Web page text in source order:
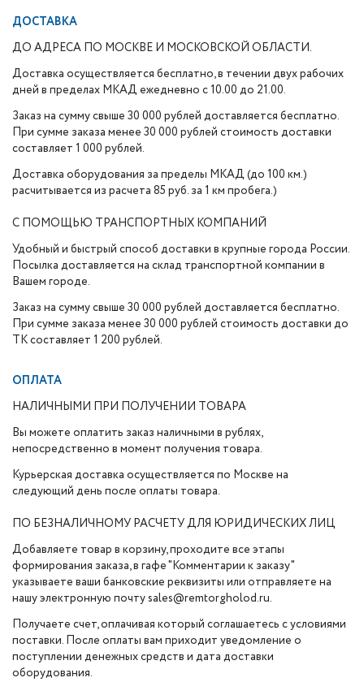
ДОСТАВКА
ДО АДРЕСА ПО МОСКВЕ И МОСКОВСКОЙ ОБЛАСТИ.
Доставка осуществляется бесплатно, в течении двух рабочих
дней в пределах МКАД ежедневно с 10.00 до 21.00.
Заказ на сумму свыше 30 000 рублей доставляется бесплатно.
При сумме заказа менее 30 000 рублей стоимость доставки
составляет 1 000 рублей.
Доставка оборудования за пределы МКАД (до 100 км.)
расчитывается из расчета 85 руб. за 1 км пробега.)
С ПОМОЩЬЮ ТРАНСПОРТНЫХ КОМПАНИЙ
Удобный и быстрый способ доставки в крупные города России.
Посылка доставляется на склад транспортной компании в
Вашем городе.
Заказ на сумму свыше 30 000 рублей доставляется бесплатно.
При сумме заказа менее 30 000 рублей стоимость доставки до
ТК составляет 1 200 рублей.
ОПЛАТА
НАЛИЧНЫМИ ПРИ ПОЛУЧЕНИИ ТОВАРА
Вы можете оплатить заказ наличными в рублях,
непосредственно в момент получения товара.
Курьерская доставка осуществляется по Москве на
следующий день после оплаты товара.
ПО БЕЗНАЛИЧНОМУ РАСЧЕТУ ДЛЯ ЮРИДИЧЕСКИХ ЛИЦ
Добавляете товар в корзину, проходите все этапы
формирования заказа, в гафе "Комментарии к заказу"
указываете ваши банковские реквизиты или отправляете на
нашу электронную почту sales@remtorgholod.ru.
Получаете счет, оплачивая который соглашаетесь с условиями
поставки. После оплаты вам приходит уведомление о
поступлении денежных средств и дата доставки
оборудования.